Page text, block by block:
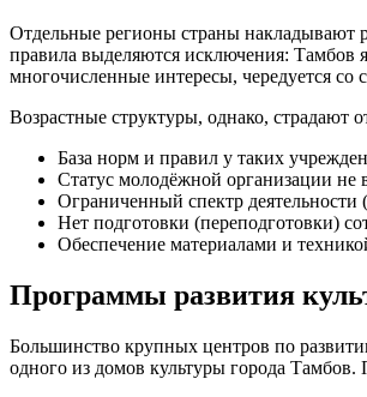
Отдельные регионы страны накладывают
правила выделяются исключения: Тамбов
многочисленные интересы, чередуется
Возрастные структуры, однако, страдают
База норм и правил у таких
Статус молодёжной организации не
Ограниченный спектр
Нет подготовки (переподготовки)
Обеспечение материалами и
Программы развития
Большинство крупных центров по
одного из домов культуры города